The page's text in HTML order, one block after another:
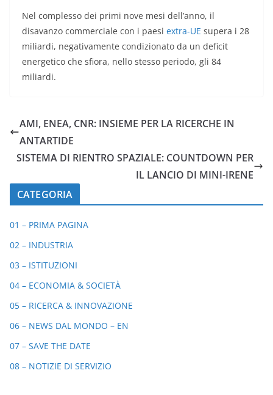
Nel complesso dei primi nove mesi dell’anno, il
disavanzo commerciale con i paesi extra-UE supera i 28
miliardi, negativamente condizionato da un deficit
energetico che sfiora, nello stesso periodo, gli 84
miliardi.
AMI, ENEA, CNR: INSIEME PER LA RICERCHE IN
ANTARTIDE
SISTEMA DI RIENTRO SPAZIALE: COUNTDOWN PER
IL LANCIO DI MINI-IRENE
CATEGORIA
01 – PRIMA PAGINA
02 – INDUSTRIA
03 – ISTITUZIONI
04 – ECONOMIA & SOCIETÀ
05 – RICERCA & INNOVAZIONE
06 – NEWS DAL MONDO – EN
07 – SAVE THE DATE
08 – NOTIZIE DI SERVIZIO